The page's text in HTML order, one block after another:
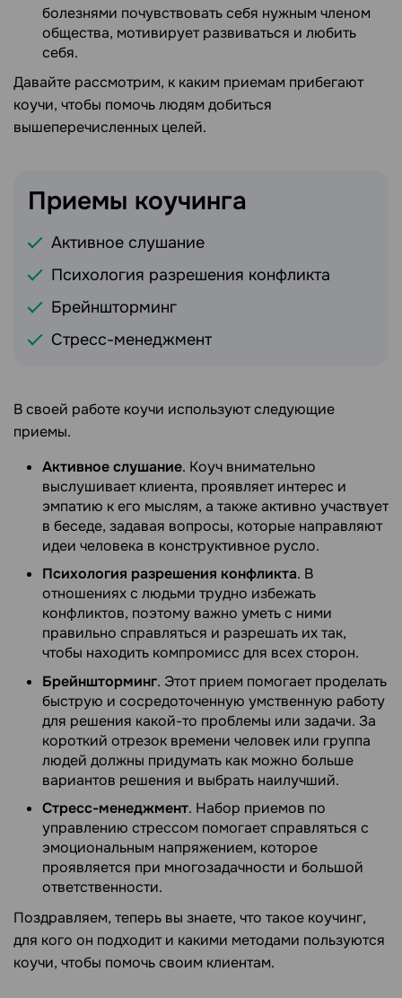
болезнями почувствовать себя нужным членом
общества, мотивирует развиваться и любить
себя.
Давайте рассмотрим, к каким приемам прибегают
коучи, чтобы помочь людям добиться
вышеперечисленных целей.
Приемы коучинга
Активное слушание
Психология разрешения конфликта
Брейншторминг
Стресс-менеджмент
В своей работе коучи используют следующие
приемы.
Активное слушание. Коуч внимательно
выслушивает клиента, проявляет интерес и
эмпатию к его мыслям, а также активно участвует
в беседе, задавая вопросы, которые направляют
идеи человека в конструктивное русло.
Психология разрешения конфликта. В
отношениях с людьми трудно избежать
конфликтов, поэтому важно уметь с ними
правильно справляться и разрешать их так,
чтобы находить компромисс для всех сторон.
Брейншторминг. Этот прием помогает проделать
быструю и сосредоточенную умственную работу
для решения какой-то проблемы или задачи. За
короткий отрезок времени человек или группа
людей должны придумать как можно больше
вариантов решения и выбрать наилучший.
Стресс-менеджмент. Набор приемов по
управлению стрессом помогает справляться с
эмоциональным напряжением, которое
проявляется при многозадачности и большой
ответственности.
Поздравляем, теперь вы знаете, что такое коучинг,
для кого он подходит и какими методами пользуются
коучи, чтобы помочь своим клиентам.